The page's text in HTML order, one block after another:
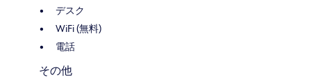
デスク
WiFi (無料)
電話
その他